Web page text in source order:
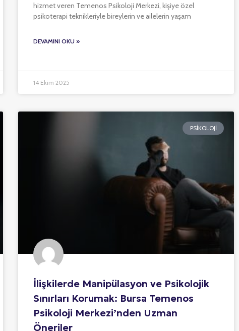
hizmet veren Temenos Psikoloji Merkezi, kişiye özel
psikoterapi teknikleriyle bireylerin ve ailelerin yaşam
DEVAMINI OKU »
14 Ekim 2025
PSIKOLOJI
İlişkilerde Manipülasyon ve Psikolojik
Sınırları Korumak: Bursa Temenos
Psikoloji Merkezi’nden Uzman
Öneriler